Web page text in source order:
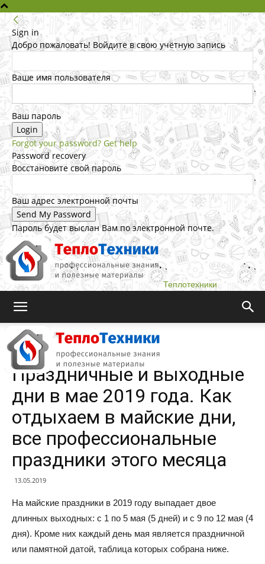
Sign in
Добро пожаловать! Войдите в свою учётную запись
Ваше имя пользователя
Ваш пароль
Forgot your password? Get help
Password recovery
Восстановите свой пароль
Ваш адрес электронной почты
Пароль будет выслан Вам по электронной почте.
Теплотехники
Teplotehniki.Ru
Новости
Праздничные и выходные
дни в мае 2019 года. Как
отдыхаем в майские дни,
все профессиональные
праздники этого месяца
13.05.2019
На майские праздники в 2019 году выпадает двое
длинных выходных: с 1 по 5 мая (5 дней) и с 9 по 12 мая (4
дня). Кроме них каждый день мая является праздничной
или памятной датой, таблица которых собрана ниже.